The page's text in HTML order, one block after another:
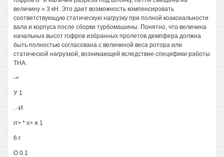
величину « 3 кН. Это дает возможность компенсировать
соответствующую статическую нагрузку при полной коаксиальности
вала и корпуса после сборки турбомашины. Понятно, что величина
начальных высот гофров избранных пролетов демпфера должна
быть полностью согласована с величиной веса ротора или
статической нагрузкой, возникающей вследствие специфики работы
ТНА.
-<
У 1
. -И
гг> * х> я 1
6 г
О 0.1